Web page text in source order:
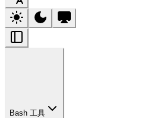
Bash 工具